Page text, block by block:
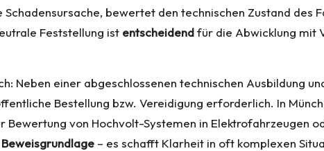
bewertet den technischen Zustand des
Feststellung ist entscheidendfür die Abwicklung mit
Neben einer abgeschlossenen technischen Ausbildung
Bestellung bzw. Vereidigung erforderlich. In
Bewertung von Hochvolt-Systemen in Elektrofahrzeugen
– es schafft Klarheit in oft komplexen